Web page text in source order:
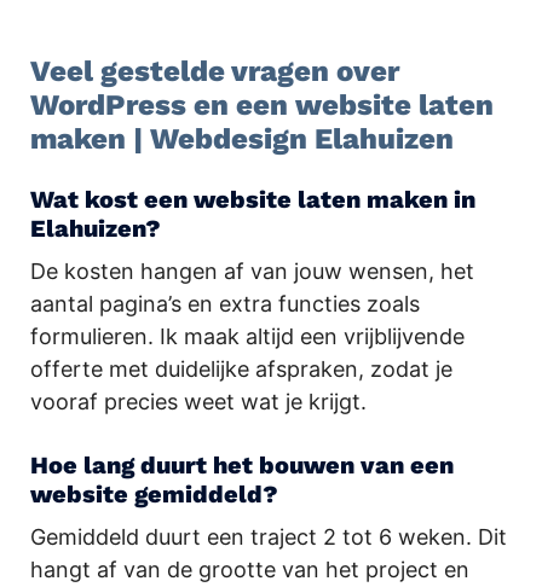
Veel gestelde vragen over
WordPress en een website laten
maken | Webdesign Elahuizen
Wat kost een website laten maken in
Elahuizen?
De kosten hangen af van jouw wensen, het
aantal pagina’s en extra functies zoals
formulieren. Ik maak altijd een vrijblijvende
offerte met duidelijke afspraken, zodat je
vooraf precies weet wat je krijgt.
Hoe lang duurt het bouwen van een
website gemiddeld?
Gemiddeld duurt een traject 2 tot 6 weken. Dit
hangt af van de grootte van het project en